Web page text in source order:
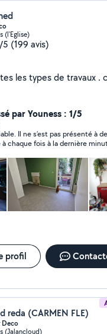
(l'Eglise)
5 (199 avis)
par Youness : 1/5
Il ne s’est pas présenté à
chaque fois à la dernière
professionnalisme ni respect.
profil
reda (CARMEN FLE)
Deco
(Jalancloud)